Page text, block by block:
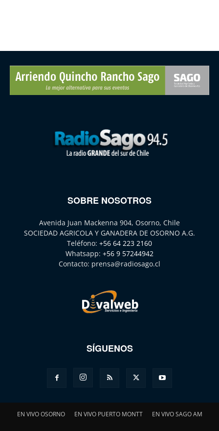
SOBRE NOSOTROS
Avenida Juan Mackenna 904, Osorno, Chile
SOCIEDAD AGRICOLA Y GANADERA DE OSORNO A.G.
Teléfono: +56 64 223 2160
Whatsapp: +56 9 57244942
Contacto: prensa@radiosago.cl
SÍGUENOS
EN VIVO OSORNO EN VIVO PUERTO MONTT EN VIVO SAGO AM